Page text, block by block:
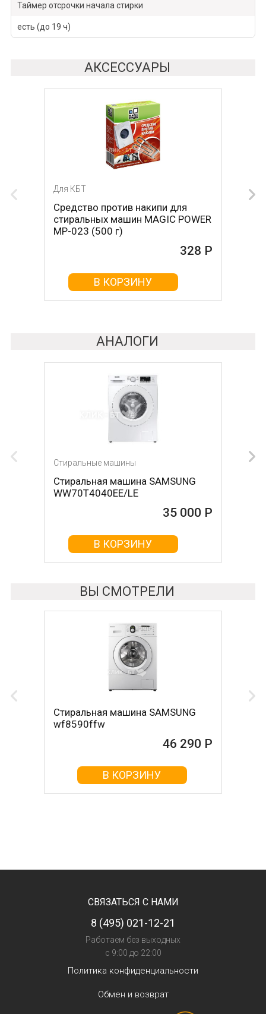
Таймер отсрочки начала стирки
есть (до 19 ч)
АКСЕССУАРЫ
Для КБТ
Средство против накипи для
стиральных машин MAGIC POWER
MP-023 (500 г)
328 Р
В КОРЗИНУ
Для КБТ
Средство против накипи для
стиральных машин BON BN-023
(500 г)
161 Р
В КОРЗИНУ
АНАЛОГИ
Стиральные машины
Стиральная машина SAMSUNG
WW70T4040EE/LE
35 000 Р
В КОРЗИНУ
Стиральные машины
Стиральная машина BOSCH
wlk2416soe
35 000 Р
В КОРЗИНУ
ВЫ СМОТРЕЛИ
Стиральная машина SAMSUNG
wf8590ffw
46 290 Р
В КОРЗИНУ
СВЯЗАТЬСЯ С НАМИ
8 (495) 021-12-21
Работаем без выходных
с 9:00 до 22:00
Политика конфиденциальности
Обмен и возврат